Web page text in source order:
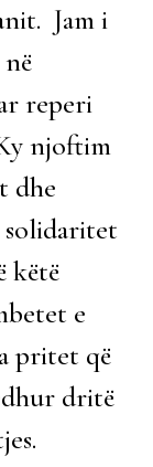
Jam i
reperi
njoftim
dhe
këtë
e
pritet që
dritë